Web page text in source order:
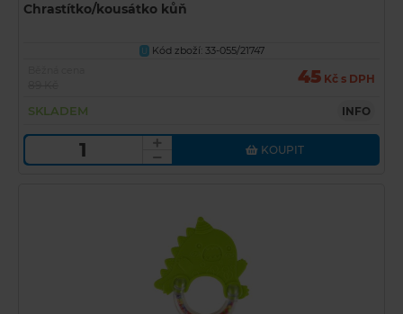
Chrastítko/kousátko kůň
U Kód zboží: 33-055/21747
45 Kč s DPH
SKLADEM INFO
KOUPIT